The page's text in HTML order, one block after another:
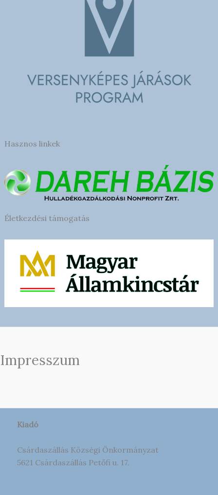
Hasznos linkek
Életkezdési támogatás
Impresszum
Kiadó
Csárdaszállás Községi Önkormányzat
5621 Csárdaszállás Petőfi u. 17.